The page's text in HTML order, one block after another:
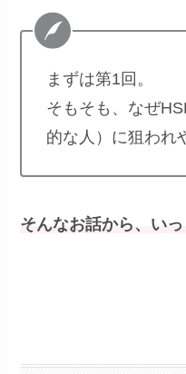
まずは第1回。
そもそも、なぜ
的な人）に狙われ
そんなお話から、い